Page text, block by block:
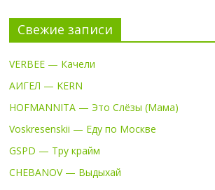
Свежие записи
VERBEE — Качели
АИГЕЛ — KERN
HOFMANNITA — Это Слёзы (Мама)
Voskresenskii — Еду по Москве
GSPD — Тру крайм
CHEBANOV — Выдыхай